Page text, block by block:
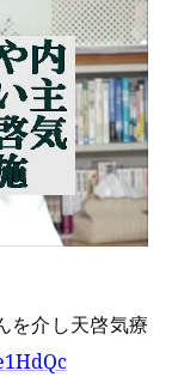
を介し天啓気療